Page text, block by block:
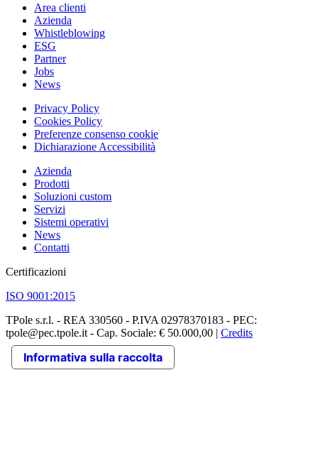
Area clienti
Azienda
Whistleblowing
ESG
Partner
Jobs
News
Privacy Policy
Cookies Policy
Preferenze consenso cookie
Dichiarazione Accessibilità
Azienda
Prodotti
Soluzioni custom
Servizi
Sistemi operativi
News
Contatti
Certificazioni
ISO 9001:2015
TPole s.r.l. - REA 330560 - P.IVA 02978370183 - PEC:
tpole@pec.tpole.it - Cap. Sociale: € 50.000,00 | Credits
Informativa sulla raccolta